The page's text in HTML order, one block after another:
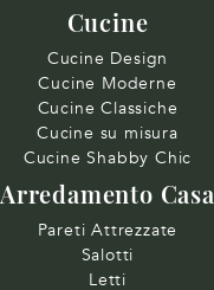
Cucine
Cucine Design
Cucine Moderne
Cucine Classiche
Cucine su misura
Cucine Shabby Chic
Arredamento Casa
Pareti Attrezzate
Salotti
Letti